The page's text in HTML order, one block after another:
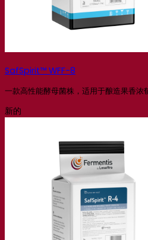
SafSpirit™ WFF-8
一款高性能酵母菌株，适用于酿造果香浓
新的